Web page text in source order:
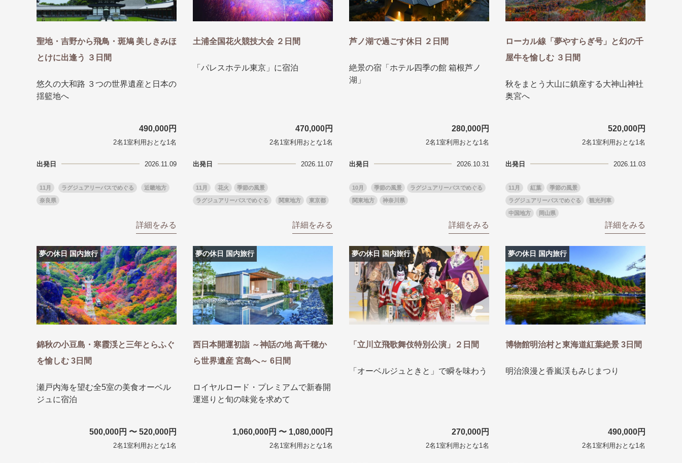
目的・テーマから探す
特別企画
グルメ リゾート 一都市滞在 お祭り・イベント
日系航空会社で行く
世界遺産を訪れる
1度は見てみたい遺跡
クルーズ
目的・テーマから探す
ガンツウ
ななつ星in九州
TWILIGHT EXPRESS 瑞風
美食・旬の味覚を味わう
アドベンチャーツーリズム・ウォーキング
観光列車
芸術鑑賞（美術、音楽）・講師同行の旅
聖地・吉野から飛鳥・斑鳩 美しきみほ
とけに出逢う ３日間
悠久の大和路 ３つの世界遺産と日本の
揺籃地へ
490,000円
2名1室利用おとな1名
出発日 2026.11.09
11月 ラグジュアリーバスでめぐる 近畿地方
奈良県
詳細をみる
土浦全国花火競技大会 ２日間
「パレスホテル東京」に宿泊
470,000円
2名1室利用おとな1名
出発日 2026.11.07
11月 花火 季節の風景
ラグジュアリーバスでめぐる 関東地方 東京都
詳細をみる
芦ノ湖で過ごす休日 ２日間
絶景の宿「ホテル四季の館 箱根芦ノ
湖」
280,000円
2名1室利用おとな1名
出発日 2026.10.31
10月 季節の風景 ラグジュアリーバスでめぐる
関東地方 神奈川県
詳細をみる
ローカル線「夢やすらぎ号」と幻の千
屋牛を愉しむ ３日間
秋をまとう大山に鎮座する大神山神社
奥宮へ
520,000円
2名1室利用おとな1名
出発日 2026.11.03
11月 紅葉 季節の風景
ラグジュアリーバスでめぐる 観光列車
中国地方 岡山県
詳細をみる
夢の休日 国内旅行
錦秋の小豆島・寒霞渓と三年とらふぐ
を愉しむ 3日間
瀬戸内海を望む全5室の美食オーベル
ジュに宿泊
500,000円 〜 520,000円
2名1室利用おとな1名
夢の休日 国内旅行
西日本開運初詣 ～神話の地 高千穂か
ら世界遺産 宮島へ～ 6日間
ロイヤルロード・プレミアムで新春開
運巡りと旬の味覚を求めて
1,060,000円 〜 1,080,000円
2名1室利用おとな1名
夢の休日 国内旅行
「立川立飛歌舞伎特別公演」２日間
「オーベルジュときと」で瞬を味わう
270,000円
2名1室利用おとな1名
夢の休日 国内旅行
博物館明治村と東海道紅葉絶景 3日間
明治浪漫と香嵐渓もみじまつり
490,000円
2名1室利用おとな1名